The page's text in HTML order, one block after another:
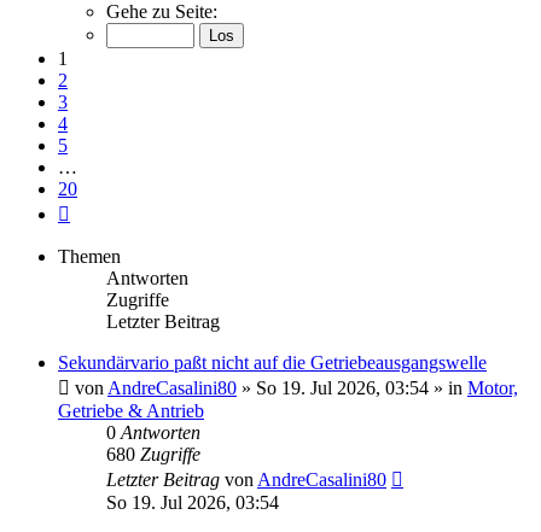
von
Gehe zu Seite:
1
2
3
4
5
…
20
Themen
Antworten
Zugriffe
Letzter Beitrag
Sekundärvario paßt nicht auf die Getriebeausgangswelle
vonAndreCasalini80 » So 19. Jul 2026, 03:54 » in Motor,
Getriebe & Antrieb
0Antworten
680 Zugriffe
Letzter Beitrag vonAndreCasalini80
So 19. Jul 2026, 03:54